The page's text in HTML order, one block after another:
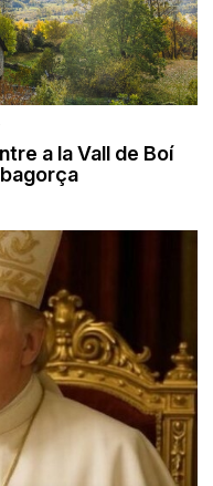
a la Vall de Boí